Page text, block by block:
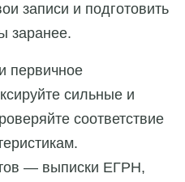
записи и подготовить
заранее.
первичное
сильные и
соответствие
— выписки ЕГРН,